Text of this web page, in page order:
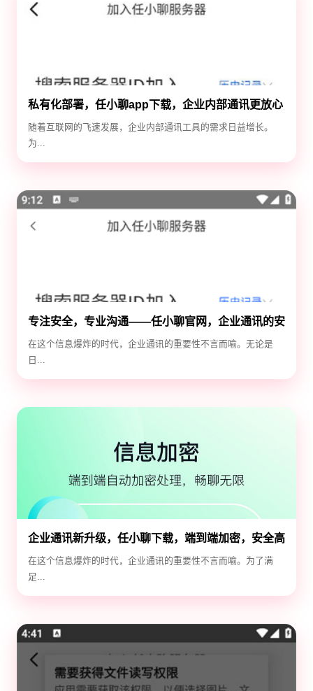
私有化部署，任小聊app下载，企业内部通讯更放心
随着互联网的飞速发展，企业内部通讯工具的需求日益增长。
为...
专注安全，专业沟通——任小聊官网，企业通讯的安
全守护神
在这个信息爆炸的时代，企业通讯的重要性不言而喻。无论是
日...
企业通讯新升级，任小聊下载，端到端加密，安全高
效！
在这个信息爆炸的时代，企业通讯的重要性不言而喻。为了满
足...